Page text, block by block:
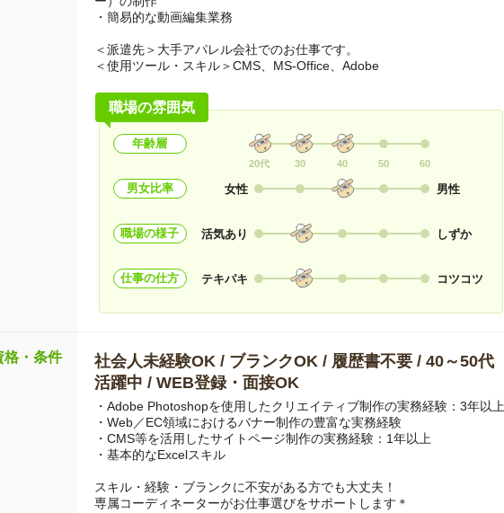
・簡易的な動画編集業務
＜派遣先＞大手アパレル会社でのお仕事です。
＜使用ツール・スキル＞CMS、MS-Office、Adobe
職場の雰囲気
年齢層
20代 30 40 50 60
男女比率 女性 男性
職場の様子 活気あり しずか
仕事の仕方 テキパキ コツコツ
格・条件
社会人未経験OK / ブランクOK / 履歴書不要 / 40～50代
活躍中 / WEB登録・面接OK
・Adobe Photoshopを使用したクリエイティブ制作の実務経験：3年以上
・Web／EC領域におけるバナー制作の豊富な実務経験
・CMS等を活用したサイトページ制作の実務経験：1年以上
・基本的なExcelスキル
スキル・経験・ブランクに不安がある方でも大丈夫！
専属コーディネーターがお仕事選びをサポートします＊